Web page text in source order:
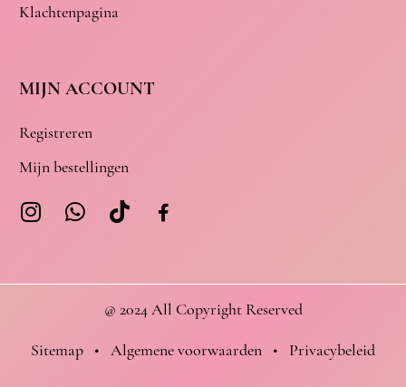
Klachtenpagina
MIJN ACCOUNT
Registreren
Mijn bestellingen
@ 2024 All Copyright Reserved
Sitemap • Algemene voorwaarden • Privacybeleid